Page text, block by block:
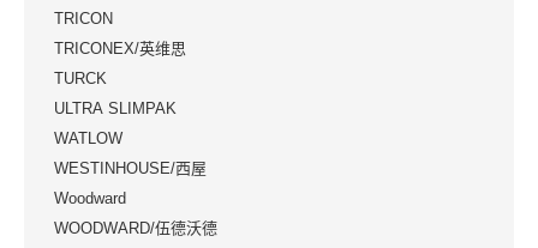
TRICON
TRICONEX/英维思
TURCK
ULTRA SLIMPAK
WATLOW
WESTINHOUSE/西屋
Woodward
WOODWARD/伍德沃德